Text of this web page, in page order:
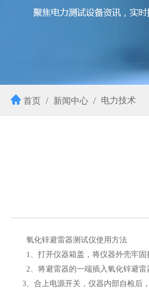
首页 新闻中心 电力技术
氧化锌避雷器测试仪使用方法
1、打开仪器箱盖，将仪器外壳牢固
2、将避雷器的一端插入氧化锌避雷
3、合上电源开关，仪器内部自检后，